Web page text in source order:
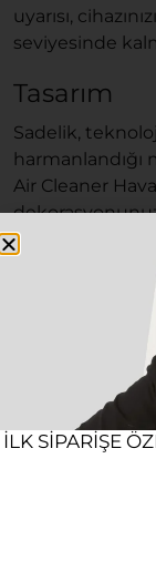
uyarısı,
seviyesinde
Tasarım
Sadelik,
Air Cleaner
rafine bir şıklık
sayesinde oda
yüksek hava
kolu ve pratik
zahmetsizce
tanır. Ön
anlık hava
modlarını net,
kullanıcıya
ILK SIPARIŞE